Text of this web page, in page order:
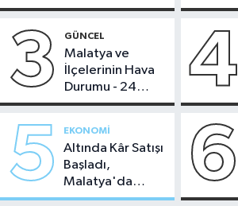
3 GÜNCEL
Malatya ve
İlçelerinin Hava
Durumu - 24
Temmuz 2026
4
5 EKONOMI
Altında Kâr Satışı
Başladı,
Malatya'da
Makas Ne
6